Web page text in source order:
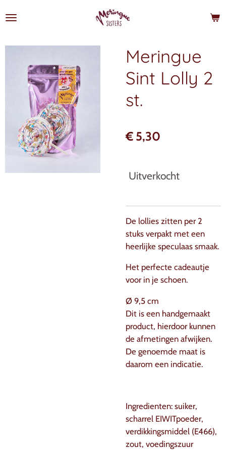
direct
de
Meringue
Sint Lolly 2
st.
€ 5,30
Uitverkocht
De lollies zitten per 2
stuks verpakt met een
heerlijke speculaas smaak.
Het perfecte cadeautje
voor in je schoen.
Ø 9,5 cm
Dit is een handgemaakt
product, hierdoor kunnen
de afmetingen afwijken.
De genoemde maat is
daarom een indicatie.
Ingredienten: suiker,
scharrel EIWITpoeder,
verdikkingsmiddel (E466),
zout, voedingszuur